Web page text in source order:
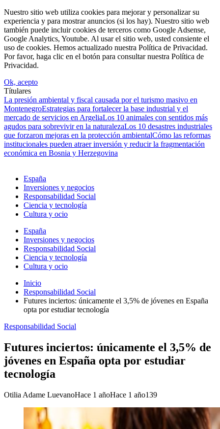
Nuestro sitio web utiliza cookies para mejorar y personalizar su
experiencia y para mostrar anuncios (si los hay). Nuestro sitio web
también puede incluir cookies de terceros como Google Adsense,
Google Analytics, Youtube. Al usar el sitio web, usted consiente el
uso de cookies. Hemos actualizado nuestra Política de Privacidad.
Por favor, haga clic en el botón para consultar nuestra Política de
Privacidad.
Ok, acepto
Títulares
La presión ambiental y fiscal causada por el turismo masivo en
MontenegroEstrategias para fortalecer la base industrial y el
mercado de servicios en ArgeliaLos 10 animales con sentidos más
agudos para sobrevivir en la naturalezaLos 10 desastres industriales
que forzaron mejoras en la protección ambientalCómo las reformas
institucionales pueden atraer inversión y reducir la fragmentación
económica en Bosnia y Herzegovina
España
Inversiones y negocios
Responsabilidad Social
Ciencia y tecnología
Cultura y ocio
España
Inversiones y negocios
Responsabilidad Social
Ciencia y tecnología
Cultura y ocio
Inicio
Responsabilidad Social
Futures inciertos: únicamente el 3,5% de jóvenes en España
opta por estudiar tecnología
Responsabilidad Social
Futures inciertos: únicamente el 3,5% de
jóvenes en España opta por estudiar
tecnología
Otilia Adame LuevanoHace 1 añoHace 1 año139